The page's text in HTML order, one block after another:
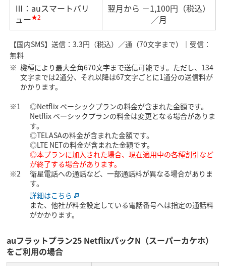
Ⅲ：auスマートバリ
ュー★2
翌月から －1,100円（税込）
／月
【国内SMS】送信：3.3円（税込）／通（70文字まで）｜受信：
無料
機種により最大全角670文字まで送信可能です。ただし、134
文字までは2通分、それ以降は67文字ごとに1通分の送信料が
かかります。
◎Netflix ベーシックプランの料金が含まれた金額です。
Netflix ベーシックプランの料金は変更となる場合がありま
す。
◎TELASAの料金が含まれた金額です。
◎LTE NETの料金が含まれた金額です。
◎本プランに加入された場合、現在適用中の各種割引など
が終了する場合があります。
衛星電話への通話など、一部通話料が異なる場合がありま
す。
詳細はこちら
また、他社が料金設定している電話番号へは指定の通話料
がかかります。
auフラットプラン25 NetflixパックN（スーパーカケホ）
をご利用の場合